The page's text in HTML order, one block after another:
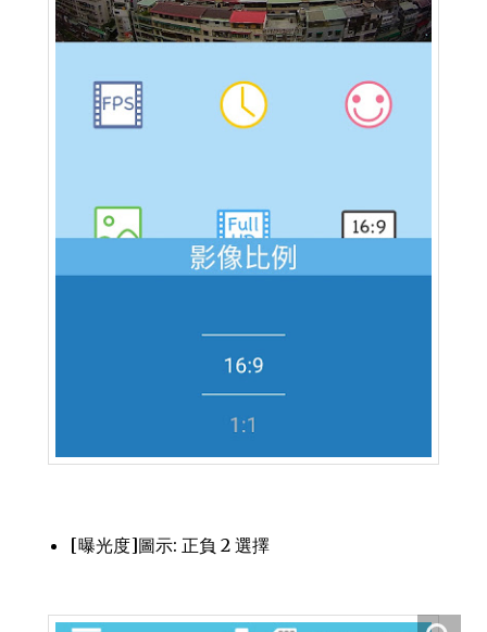
[曝光度]圖示: 正負 2 選擇